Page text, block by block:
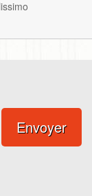
Envoyer